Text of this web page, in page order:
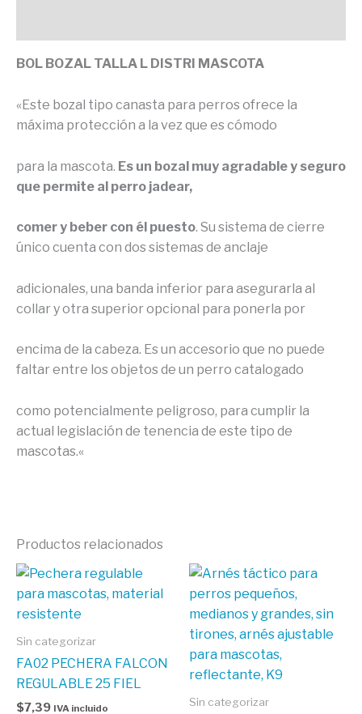
BOL BOZAL TALLA L DISTRI MASCOTA
«Este bozal tipo canasta para perros ofrece la
máxima protección a la vez que es cómodo
para la mascota. Es un bozal muy agradable y seguro
que permite al perro jadear,
comer y beber con él puesto. Su sistema de cierre
único cuenta con dos sistemas de anclaje
adicionales, una banda inferior para asegurarla al
collar y otra superior opcional para ponerla por
encima de la cabeza. Es un accesorio que no puede
faltar entre los objetos de un perro catalogado
como potencialmente peligroso, para cumplir la
actual legislación de tenencia de este tipo de
mascotas.«
Productos relacionados
Sin categorizar
FA02 PECHERA FALCON
REGULABLE 25 FIEL
$7,39 IVA incluido
Sin categorizar